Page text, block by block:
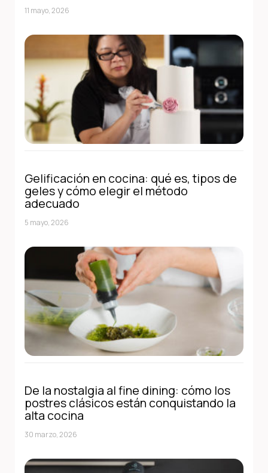
11 mayo, 2026
Gelificación en cocina: qué es, tipos de
geles y cómo elegir el método
adecuado
5 mayo, 2026
De la nostalgia al fine dining: cómo los
postres clásicos están conquistando la
alta cocina
30 marzo, 2026